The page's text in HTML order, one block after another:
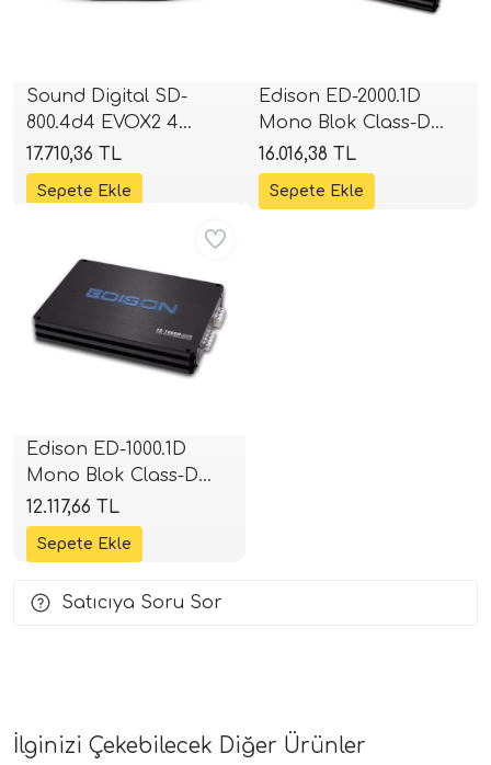
Arac Baslari)
Sound Digital SD-
800.4d4 EVOX2 4
Kanallı Full Range
Amplifikatör | 2 Ohm
4x200W RMS | 4 Ohm
4x132W RMS | SPLHIFI
17.710,36 TL
Edison ED-2000.1D
Mono Blok Class-D
Amplifikatör | 2000W
RMS | SPLHIFI
16.016,38 TL
Edison ED-1000.1D
Mono Blok Class-D
Amplifikatör | 1000W
RMS | SPLHIFI
12.117,66 TL
Satıcıya Soru Sor
İlginizi Çekebilecek Diğer Ürünler